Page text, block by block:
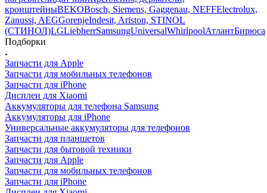
Подборки
Запчасти для Apple
Запчасти для мобильных телефонов
Запчасти для iPhone
Дисплеи для Xiaomi
Аккумуляторы для телефона Samsung
Аккумуляторы для iPhone
Универсальные аккумуляторы для телефонов
Запчасти для планшетов
Запчасти для бытовой техники
Запчасти для Apple
Запчасти для мобильных телефонов
Запчасти для iPhone
Дисплеи для Xiaomi
Аккумуляторы для телефона Samsung
Аккумуляторы для iPhone
Универсальные аккумуляторы для телефонов